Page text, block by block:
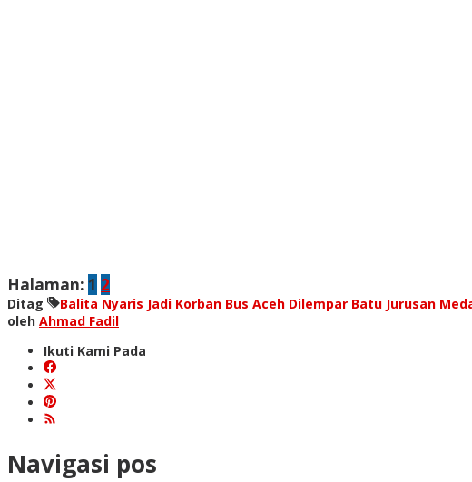
Halaman: 1 2
Ditag Balita Nyaris Jadi Korban Bus Aceh Dilempar Batu Jurusan
oleh Ahmad Fadil
Ikuti Kami Pada
Navigasi pos